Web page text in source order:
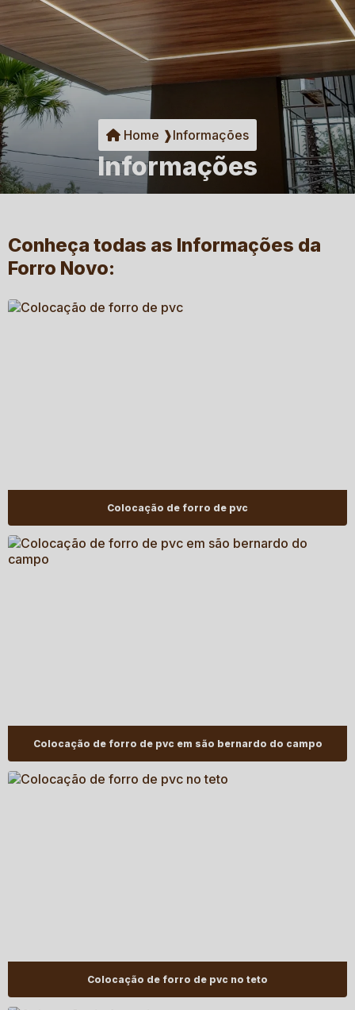
Home ❱Informações
Informações
Conheça todas as Informações da
Forro Novo:
Colocação de forro de pvc
Colocação de forro de pvc em são bernardo do campo
Colocação de forro de pvc no teto